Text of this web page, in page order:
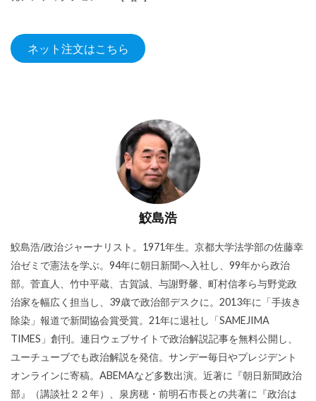
ネット注文はこちら
鮫島浩
鮫島浩/政治ジャーナリスト。1971年生。京都大学法学部の佐藤幸
治ゼミで憲法を学ぶ。94年に朝日新聞へ入社し、99年から政治
部。菅直人、竹中平蔵、古賀誠、与謝野馨、町村信孝ら与野党政
治家を幅広く担当し、39歳で政治部デスクに。2013年に「手抜き
除染」報道で新聞協会賞受賞。21年に退社し「SAMEJIMA
TIMES」創刊。連日ウェブサイトで政治解説記事を無料公開し、
ユーチューブでも政治解説を発信。サンデー毎日やプレジデント
オンラインに寄稿。ABEMAなど多数出演。近著に『朝日新聞政治
部』（講談社２２年）、泉房穂・前明石市長との共著に『政治は